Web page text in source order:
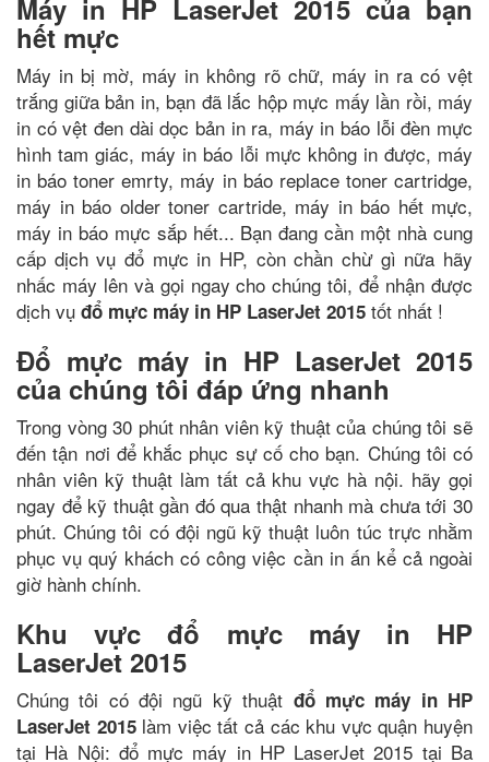
Máy in HP LaserJet 2015 của bạn
hết mực
Máy in bị mờ, máy in không rõ chữ, máy in ra có vệt
trắng giữa bản in, bạn đã lắc hộp mực mấy lần rồi, máy
in có vệt đen dài dọc bản in ra, máy in báo lỗi đèn mực
hình tam giác, máy in báo lỗi mực không in được, máy
in báo toner emrty, máy in báo replace toner cartridge,
máy in báo older toner cartride, máy in báo hết mực,
máy in báo mực sắp hết... Bạn đang cần một nhà cung
cấp dịch vụ đổ mực in HP, còn chần chừ gì nữa hãy
nhấc máy lên và gọi ngay cho chúng tôi, để nhận được
dịch vụ đổ mực máy in HP LaserJet 2015 tốt nhất !
Đổ mực máy in HP LaserJet 2015
của chúng tôi đáp ứng nhanh
Trong vòng 30 phút nhân viên kỹ thuật của chúng tôi sẽ
đến tận nơi để khắc phục sự cố cho bạn. Chúng tôi có
nhân viên kỹ thuật làm tất cả khu vực hà nội. hãy gọi
ngay để kỹ thuật gần đó qua thật nhanh mà chưa tới 30
phút. Chúng tôi có đội ngũ kỹ thuật luôn túc trực nhằm
phục vụ quý khách có công việc cần in ấn kể cả ngoài
giờ hành chính.
Khu vực đổ mực máy in HP
LaserJet 2015
Chúng tôi có đội ngũ kỹ thuật đổ mực máy in HP
LaserJet 2015làm việc tất cả các khu vực quận huyện
tại Hà Nội: đổ mực máy in HP LaserJet 2015 tại Ba